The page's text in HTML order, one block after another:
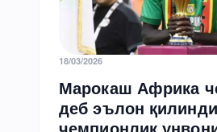
18/03/2026
Марокаш Африка
деб эълон